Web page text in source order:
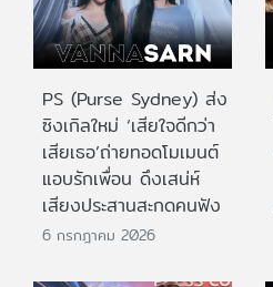
PS (Purse Sydney) ส่ง
ซิงเกิลใหม่ ‘เสียใจดีกว่า
เสียเธอ’ถ่ายทอดโมเมนต์
แอบรักเพื่อน ดึงเสน่ห์
เสียงประสานสะกดคนฟัง
6 กรกฎาคม 2026